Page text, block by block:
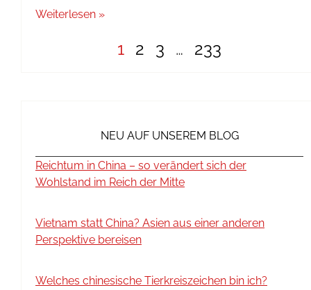
Weiterlesen »
1 2 3 … 233
NEU AUF UNSEREM BLOG
Reichtum in China – so verändert sich der
Wohlstand im Reich der Mitte
Vietnam statt China? Asien aus einer anderen
Perspektive bereisen
Welches chinesische Tierkreiszeichen bin ich?